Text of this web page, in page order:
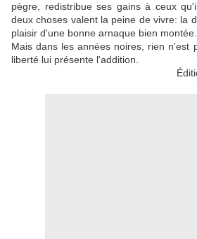
pègre, redistribue ses gains à ceux
deux choses valent la peine de vivre: la
plaisir d'une bonne arnaque bien montée.
Mais dans les années noires, rien n'est
liberté lui présente l'addition.